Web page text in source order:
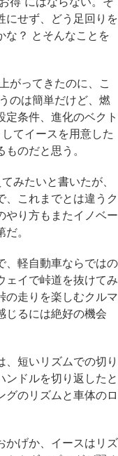
にせず、どう足回りを
な？ とそんなことを
がってきたのに、こ
のは簡単だけど、燃
定条件、進化のベクト
てイースを用意した
のだと思う。
みたいと書いたが、
、これまでとは違うク
やり方もまたイノベー
。
軽自動車ならではの
ェイで峠道を抜けてみ
の走りを楽しむクルマ
じるには絶好の機会
短いリズムでの切り
ンドルを切り返したと
グのリズムと車体のロ
げか、イースはリズ